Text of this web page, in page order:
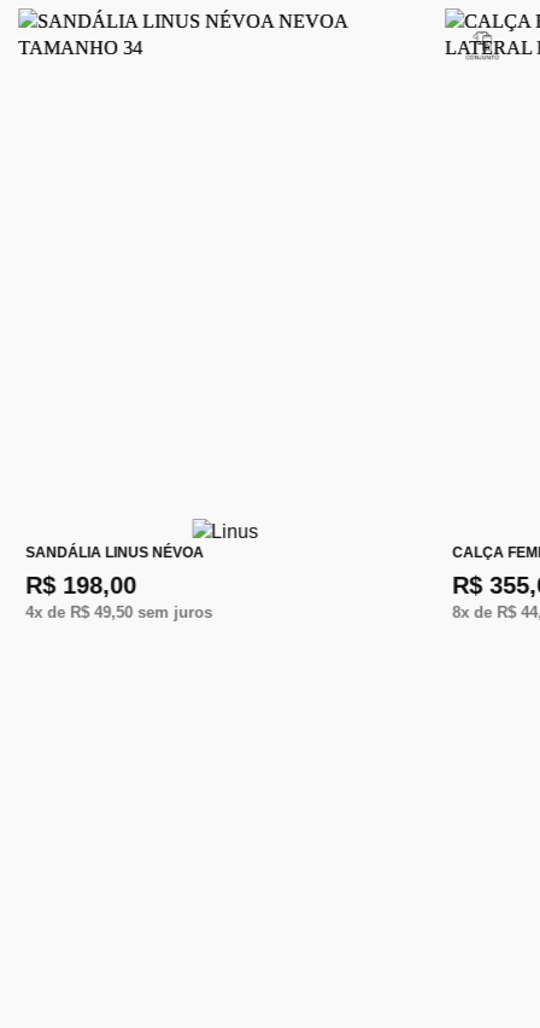
SANDÁLIA LINUS NÉVOA
R$ 198,00
4x de R$ 49,50sem juros
CALÇA
R$
8x de R$